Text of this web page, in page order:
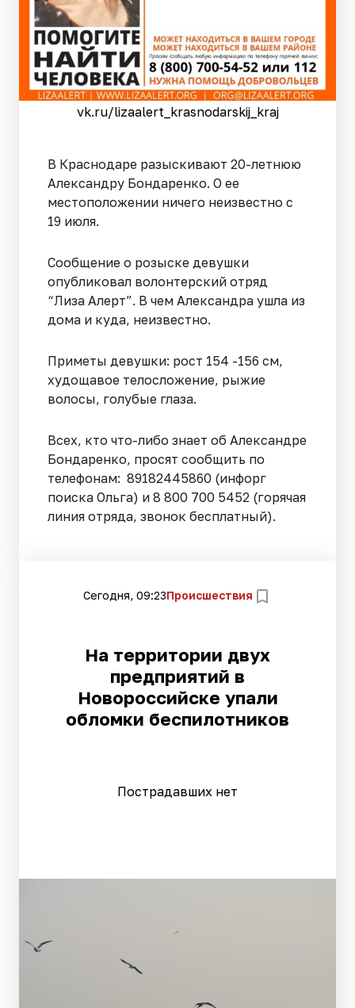
vk.ru/lizaalert_krasnodarskij_kraj
В Краснодаре разыскивают 20-летнюю
Александру Бондаренко. О ее
местоположении ничего неизвестно с
19 июля.
Сообщение о розыске девушки
опубликовал волонтерский отряд
“Лиза Алерт”. В чем Александра ушла из
дома и куда, неизвестно.
Приметы девушки: рост 154 -156 см,
худощавое телосложение, рыжие
волосы, голубые глаза.
Всех, кто что-либо знает об Александре
Бондаренко, просят сообщить по
телефонам: 89182445860 (инфорг
поиска Ольга) и 8 800 700 5452 (горячая
линия отряда, звонок бесплатный).
Сегодня, 09:23Происшествия
На территории двух
предприятий в
Новороссийске упали
обломки беспилотников
Пострадавших нет